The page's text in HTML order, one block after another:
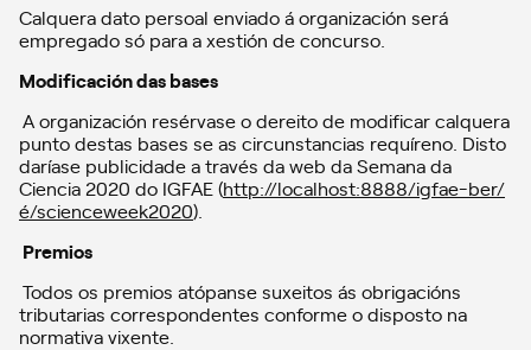
Calquera dato persoal enviado á organización será
empregado só para a xestión de concurso.
Modificación das bases
A organización resérvase o dereito de modificar calquera
punto destas bases se as circunstancias requíreno. Disto
daríase publicidade a través da web da Semana da
Ciencia 2020 do IGFAE (http://localhost:8888/igfae-ber/
é/scienceweek2020).
Premios
Todos os premios atópanse suxeitos ás obrigacións
tributarias correspondentes conforme o disposto na
normativa vixente.